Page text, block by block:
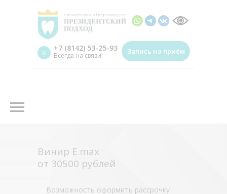
Запись на приём
+7 (8142) 53-25-93
Всегда на связи!
Винир Е.max
от 30500 рублей
Возможность оформить рассрочку